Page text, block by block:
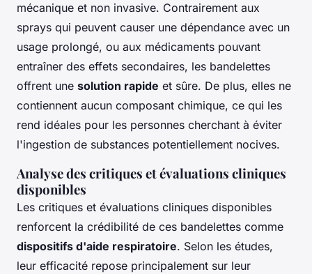
mécanique et non invasive. Contrairement aux
sprays qui peuvent causer une dépendance avec un
usage prolongé, ou aux médicaments pouvant
entraîner des effets secondaires, les bandelettes
offrent une solution rapide et sûre. De plus, elles ne
contiennent aucun composant chimique, ce qui les
rend idéales pour les personnes cherchant à éviter
l'ingestion de substances potentiellement nocives.
Analyse des critiques et évaluations cliniques
disponibles
Les critiques et évaluations cliniques disponibles
renforcent la crédibilité de ces bandelettes comme
dispositifs d'aide respiratoire. Selon les études,
leur efficacité repose principalement sur leur